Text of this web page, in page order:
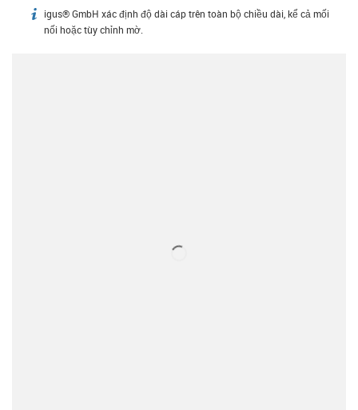
igus-icon-info
igus® GmbH xác định độ dài cáp trên toàn bộ chiều dài, kể cả mối
nối hoặc tùy chỉnh mờ.